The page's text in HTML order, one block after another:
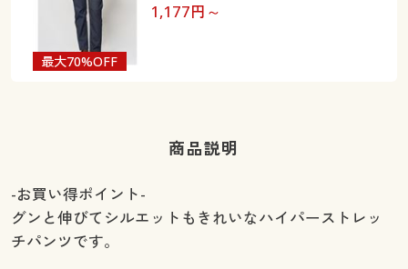
最大70%OFF
1,177円～
商品説明
-お買い得ポイント-
グンと伸びてシルエットもきれいなハイパーストレッ
チパンツです。